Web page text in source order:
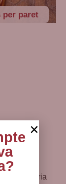
per paret
de la història